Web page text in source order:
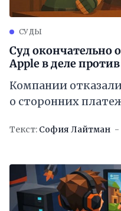
СУДЫ
Суд окончательно
Apple в деле
Компании
о сторонних
Текст: София Лайтман